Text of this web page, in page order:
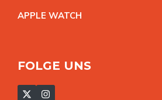
APPLE WATCH
FOLGE UNS